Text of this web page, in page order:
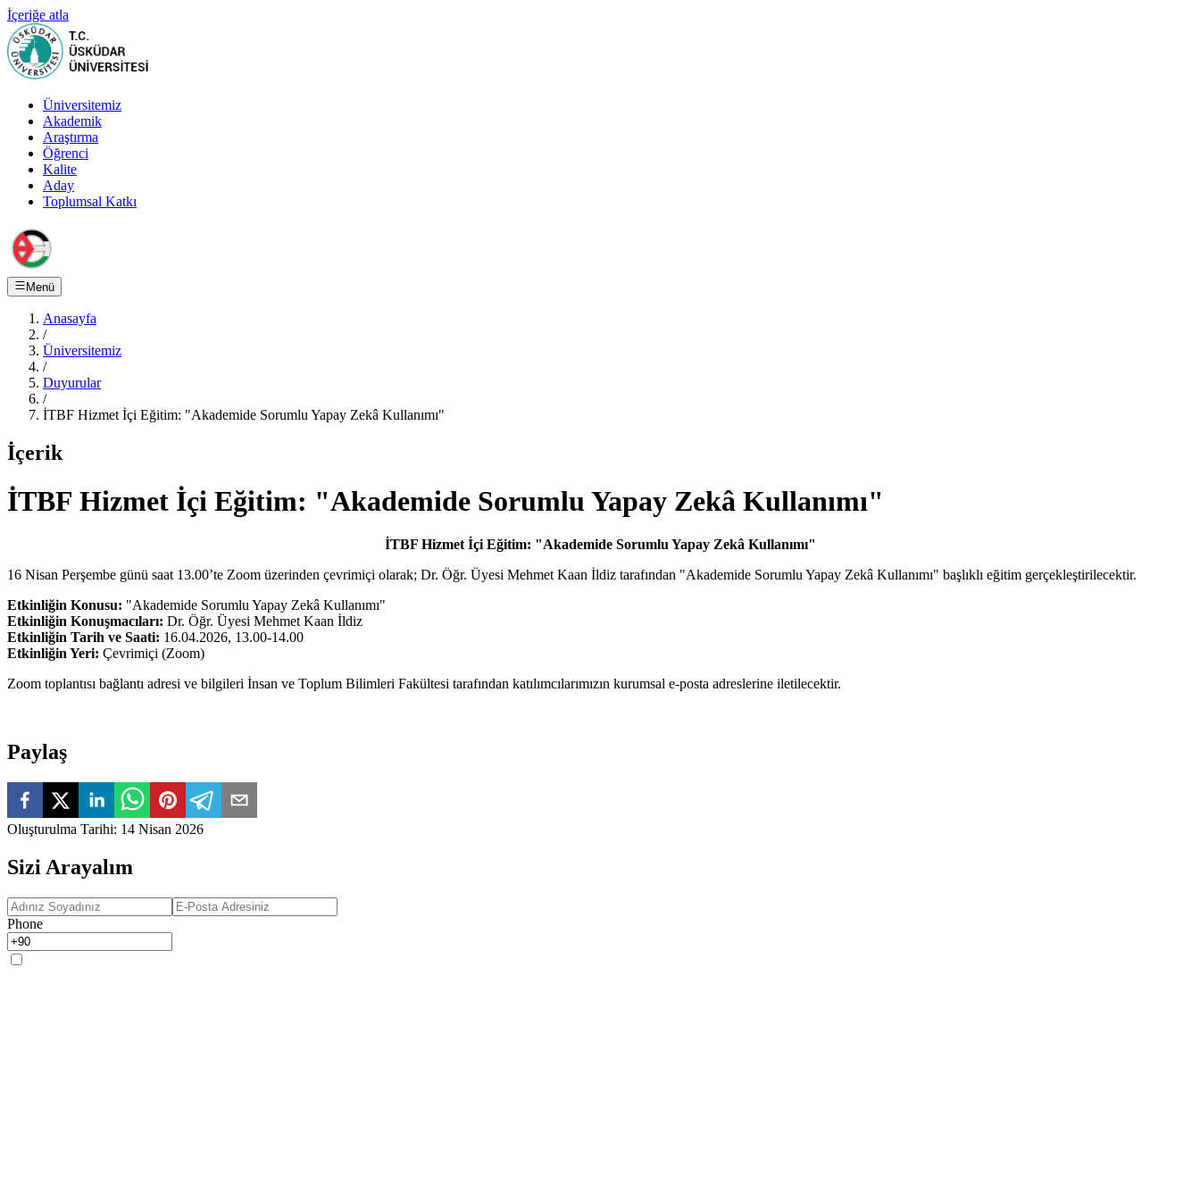
İçeriğe atla
Üniversitemiz
Akademik
Araştırma
Öğrenci
Kalite
Aday
Toplumsal Katkı
Menü
Anasayfa
/
Üniversitemiz
/
Duyurular
/
İTBF Hizmet İçi Eğitim: "Akademide Sorumlu Yapay Zekâ Kullanımı"
İçerik
İTBF Hizmet İçi Eğitim: "Akademide Sorumlu Yapay Zekâ Kullanımı"
İTBF Hizmet İçi Eğitim: "Akademide Sorumlu Yapay Zekâ Kullanımı"
16 Nisan Perşembe günü saat 13.00’te Zoom üzerinden çevrimiçi olarak; Dr. Öğr. Üyesi Mehmet Kaan İldiz tarafından "Akademide Sorumlu Yapay Zekâ Kullanımı" başlıklı eğitim gerçekleştirilecektir.
Etkinliğin Konusu: "Akademide Sorumlu Yapay Zekâ Kullanımı"
Etkinliğin Konuşmacıları: Dr. Öğr. Üyesi Mehmet Kaan İldiz
Etkinliğin Tarih ve Saati: 16.04.2026, 13.00-14.00
Etkinliğin Yeri: Çevrimiçi (Zoom)
Zoom toplantısı bağlantı adresi ve bilgileri İnsan ve Toplum Bilimleri Fakültesi tarafından katılımcılarımızın kurumsal e-posta adreslerine iletilecektir.
Paylaş
Oluşturulma Tarihi: 14 Nisan 2026
Sizi Arayalım
Phone